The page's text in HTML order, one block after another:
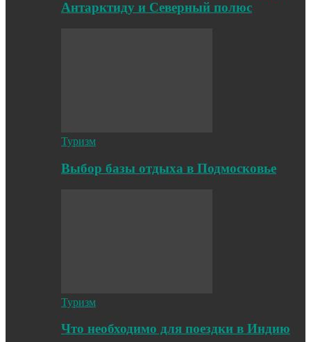
Антарктиду и Северный полюс
Туризм
Выбор базы отдыха в Подмосковье
Туризм
Что необходимо для поездки в Индию